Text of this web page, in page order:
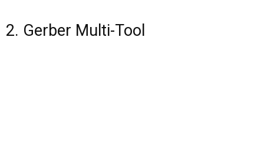
2. Gerber Multi-Tool